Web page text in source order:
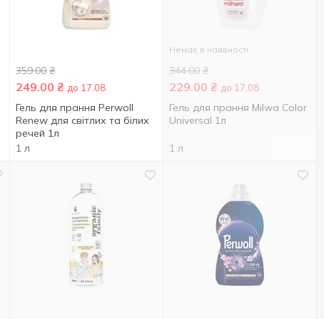
359.00 ₴
249.00 ₴ до 17.08
Гель для прання Perwoll
Renew для світлих та білих
речей 1л
1 л
Немає в наявності
344.00 ₴
229.00 ₴ до 17.08
Гель для прання Milwa Color
Universal 1л
1 л